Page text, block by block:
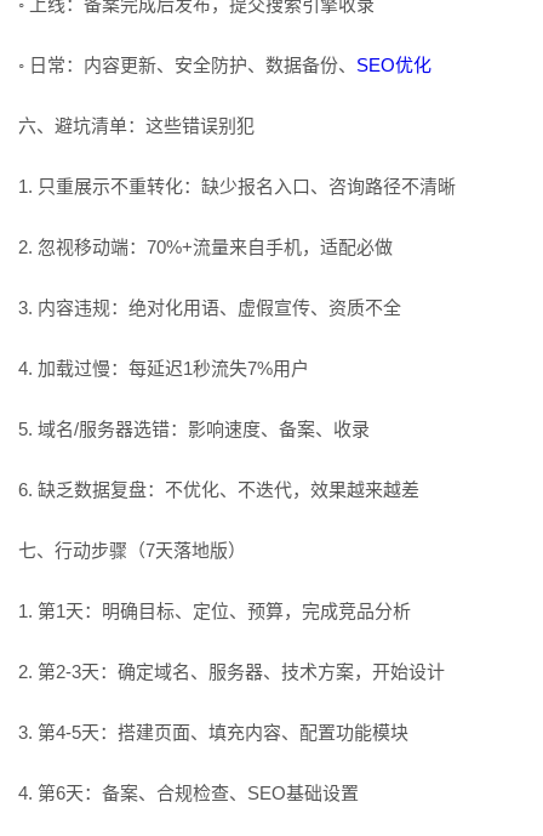
◦ 上线：备案完成后发布，提交搜索引擎收录
◦ 日常：内容更新、安全防护、数据备份、 SEO优化
六、避坑清单：这些错误别犯
1. 只重展示不重转化：缺少报名入口、咨询路径不清晰
2. 忽视移动端：70%+流量来自手机，适配必做
3. 内容违规：绝对化用语、虚假宣传、资质不全
4. 加载过慢：每延迟1秒流失7%用户
5. 域名/服务器选错：影响速度、备案、收录
6. 缺乏数据复盘：不优化、不迭代，效果越来越差
七、行动步骤（7天落地版）
1. 第1天：明确目标、定位、预算，完成竞品分析
2. 第2-3天：确定域名、服务器、技术方案，开始设计
3. 第4-5天：搭建页面、填充内容、配置功能模块
4. 第6天：备案、合规检查、SEO基础设置